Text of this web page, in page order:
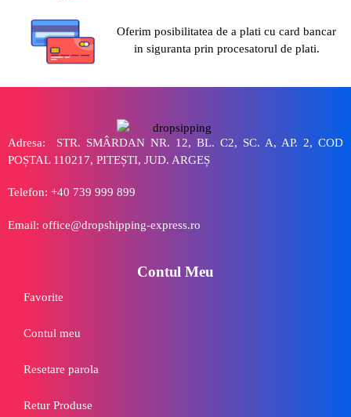
Oferim posibilitatea de a plati cu card bancar
in siguranta prin procesatorul de plati.
Adresa: STR. SMÂRDAN NR. 12, BL. C2, SC. A, AP. 2, COD
POȘTAL 110217, PITEȘTI, JUD. ARGEȘ
Telefon: +40 739 999 899
Email: office@dropshipping-express.ro
Contul Meu
Favorite
Contul meu
Resetare parola
Retur Produse